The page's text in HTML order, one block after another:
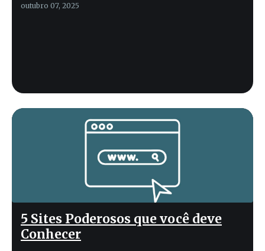
outubro 07, 2025
5 Sites Poderosos que você deve
Conhecer